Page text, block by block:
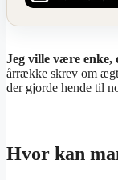
Jeg ville være enke,
årrække skrev om
der gjorde hende til
Hvor kan